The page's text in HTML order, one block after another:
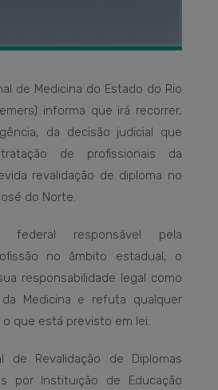
de Medicina do Estado do Rio
informa que irá recorrer,
da decisão judicial que
de profissionais da
revalidação de diploma no
do Norte.
federal responsável pela
no âmbito estadual, o
responsabilidade legal como
da Medicina e refuta qualquer
que está previsto em lei.
de Revalidação de Diplomas
por Instituição de Educação